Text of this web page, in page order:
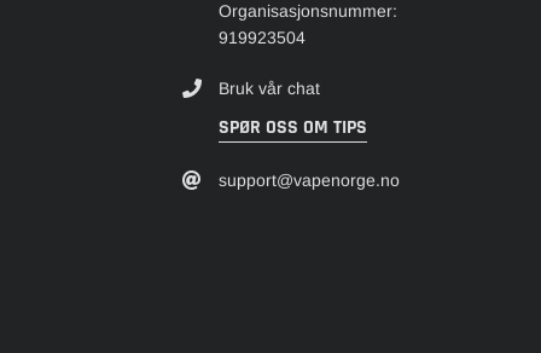
Organisasjonsnummer:
919923504
Bruk vår chat
SPØR OSS OM TIPS
support@vapenorge.no